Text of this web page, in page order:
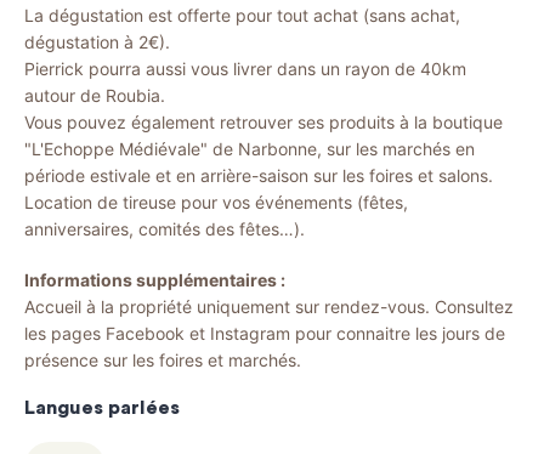
La dégustation est offerte pour tout achat (sans achat,
dégustation à 2€).
Pierrick pourra aussi vous livrer dans un rayon de 40km
autour de Roubia.
Vous pouvez également retrouver ses produits à la boutique
"L'Echoppe Médiévale" de Narbonne, sur les marchés en
période estivale et en arrière-saison sur les foires et salons.
Location de tireuse pour vos événements (fêtes,
anniversaires, comités des fêtes…).
Informations supplémentaires :
Accueil à la propriété uniquement sur rendez-vous. Consultez
les pages Facebook et Instagram pour connaitre les jours de
présence sur les foires et marchés.
Langues parlées